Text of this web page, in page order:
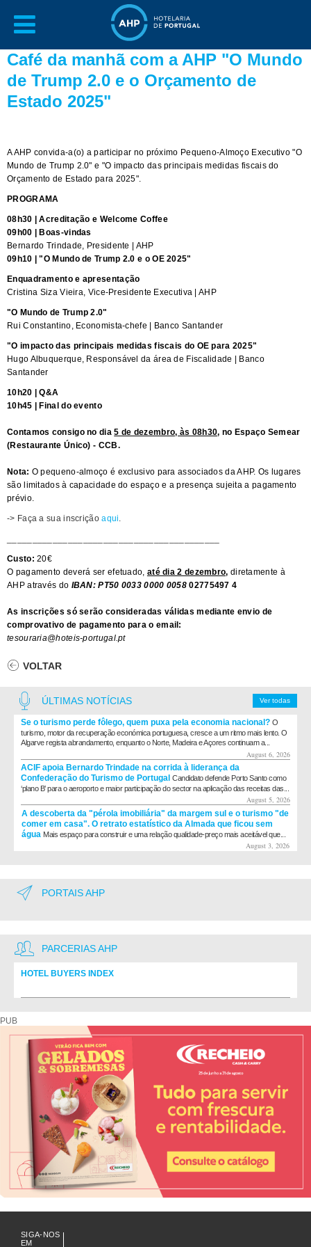
Café da manhã com a AHP "O Mundo
de Trump 2.0 e o Orçamento de
Estado 2025"
A AHP convida-a(o) a participar no próximo Pequeno-Almoço Executivo "O
Mundo de Trump 2.0" e "O impacto das principais medidas fiscais do
Orçamento de Estado para 2025".
PROGRAMA
08h30 | Acreditação e Welcome Coffee
09h00 | Boas-vindas
Bernardo Trindade, Presidente | AHP
09h10 | "O Mundo de Trump 2.0 e o OE 2025"
Enquadramento e apresentação
Cristina Siza Vieira, Vice-Presidente Executiva | AHP
"O Mundo de Trump 2.0"
Rui Constantino, Economista-chefe | Banco Santander
"O impacto das principais medidas fiscais do OE para 2025"
Hugo Albuquerque, Responsável da área de Fiscalidade | Banco
Santander
10h20 | Q&A
10h45 | Final do evento
Contamos consigo no dia5 de dezembro, às 08h30, no Espaço Semear
(Restaurante Único) - CCB.
Nota: O pequeno-almoço é exclusivo para associados da AHP. Os lugares
são limitados à capacidade do espaço e a presença sujeita a pagamento
prévio.
-> Faça a sua inscriçãoaqui.
Custo:20€
O pagamento deverá ser efetuado, até dia 2 dezembro, diretamente à
AHP através do IBAN: PT50 0033 0000 0058 02775497 4
As inscrições só serão consideradas válidas mediante envio de
comprovativo de pagamento para o email:
tesouraria@hoteis-portugal.pt
VOLTAR
Ver todas
ÚLTIMAS NOTÍCIAS
Se o turismo perde fôlego, quem puxa pela economia nacional? O
turismo, motor da recuperação económica portuguesa, cresce a um ritmo mais lento. O
Algarve regista abrandamento, enquanto o Norte, Madeira e Açores continuam a...
August 6, 2026
ACIF apoia Bernardo Trindade na corrida à liderança da
Confederação do Turismo de Portugal Candidato defende Porto Santo como
‘plano B’ para o aeroporto e maior participação do sector na aplicação das receitas das...
August 5, 2026
A descoberta da "pérola imobiliária" da margem sul e o turismo "de
comer em casa". O retrato estatístico da Almada que ficou sem
água Mais espaço para construir e uma relação qualidade-preço mais aceitável que...
August 3, 2026
PORTAIS AHP
PARCERIAS AHP
HOTEL BUYERS INDEX
PUB
SIGA-NOS
EM